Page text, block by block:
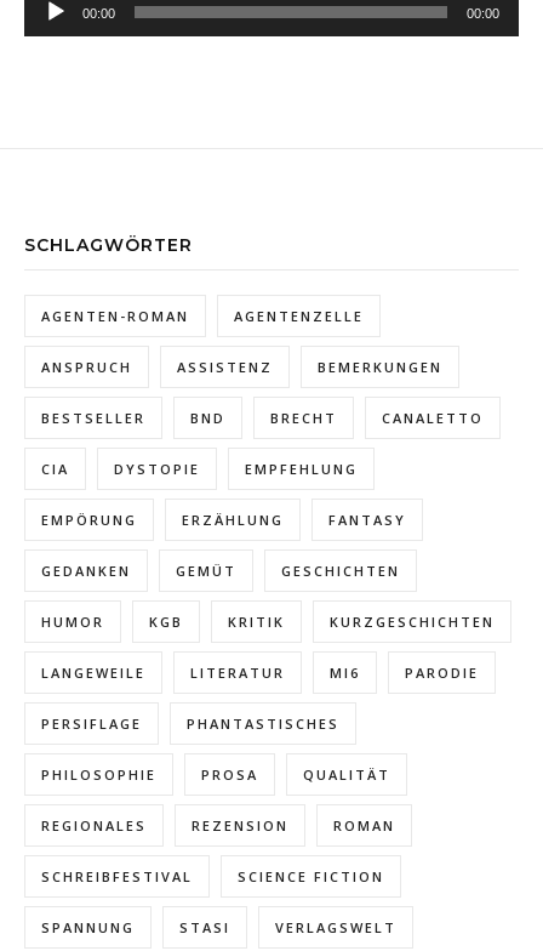
Player
00:00 00:00
SCHLAGWÖRTER
AGENTEN-ROMAN AGENTENZELLE
ANSPRUCH ASSISTENZ BEMERKUNGEN
BESTSELLER BND BRECHT CANALETTO
CIA DYSTOPIE EMPFEHLUNG
EMPÖRUNG ERZÄHLUNG FANTASY
GEDANKEN GEMÜT GESCHICHTEN
HUMOR KGB KRITIK KURZGESCHICHTEN
LANGEWEILE LITERATUR MI6 PARODIE
PERSIFLAGE PHANTASTISCHES
PHILOSOPHIE PROSA QUALITÄT
REGIONALES REZENSION ROMAN
SCHREIBFESTIVAL SCIENCE FICTION
SPANNUNG STASI VERLAGSWELT